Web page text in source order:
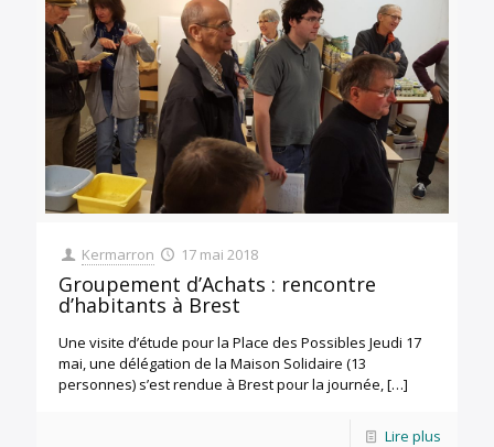
Kermarron 17 mai 2018
Groupement d’Achats : rencontre
d’habitants à Brest
Une visite d’étude pour la Place des Possibles Jeudi 17
mai, une délégation de la Maison Solidaire (13
personnes) s’est rendue à Brest pour la journée,[…]
Lire plus